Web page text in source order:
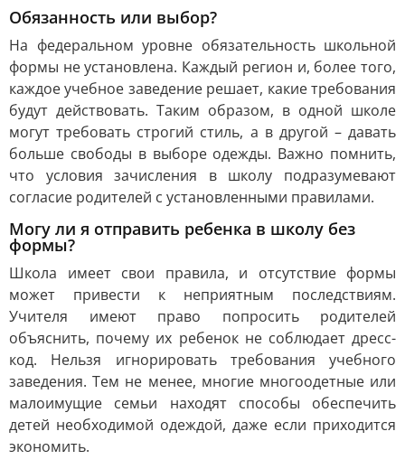
Обязанность или выбор?
На федеральном уровне обязательность школьной
формы не установлена. Каждый регион и, более того,
каждое учебное заведение решает, какие требования
будут действовать. Таким образом, в одной школе
могут требовать строгий стиль, а в другой – давать
больше свободы в выборе одежды. Важно помнить,
что условия зачисления в школу подразумевают
согласие родителей с установленными правилами.
Могу ли я отправить ребенка в школу без
формы?
Школа имеет свои правила, и отсутствие формы
может привести к неприятным последствиям.
Учителя имеют право попросить родителей
объяснить, почему их ребенок не соблюдает дресс-
код. Нельзя игнорировать требования учебного
заведения. Тем не менее, многие многоодетные или
малоимущие семьи находят способы обеспечить
детей необходимой одеждой, даже если приходится
экономить.